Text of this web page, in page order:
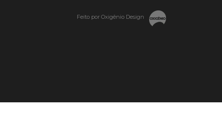
Feito por Oxigênio Design